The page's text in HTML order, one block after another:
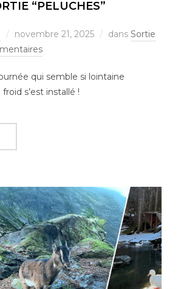
“PELUCHES”
novembre 21, 2025 dans Sortie
qui semble si lointaine
s’est installé !